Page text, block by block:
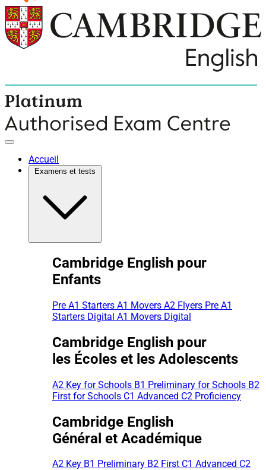
Accueil
Cambridge English pour
Enfants
Pre A1 Starters A1 Movers A2 Flyers Pre A1
Starters Digital A1 Movers Digital
Cambridge English pour
les Écoles et les Adolescents
A2 Key for Schools B1 Preliminary for Schools B2
First for Schools C1 Advanced C2 Proficiency
Cambridge English
Général et Académique
A2 Key B1 Preliminary B2 First C1 Advanced C2